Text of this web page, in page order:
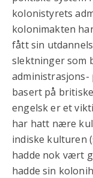
kolonistyrets
kolonimakten
fått sin
slektninger som
basert på
engelsk er et
har hatt nære
indiske kulturen
hadde nok vært
hadde sin